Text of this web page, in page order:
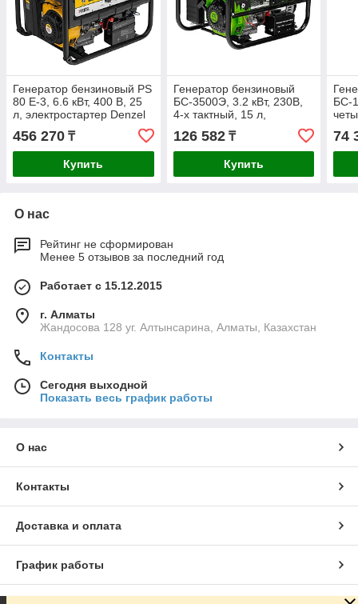
Генератор бензиновый PS
80 E-3, 6.6 кВт, 400 В, 25
л, электростартер Denzel
456 270 ₸
Купить
Генератор бензиновый
БС-3500Э, 3.2 кВт, 230В,
4-х тактный, 15 л,
электростартер Сибртех
126 582₸
Купить
БС-
74
О нас
Рейтинг не сформирован
Менее 5 отзывов за последний год
Работает с 15.12.2015
г. Алматы
Жандосова 128 уг. Алтынсарина, Алматы, Казахстан
Контакты
Сегодня выходной
Показать весь график работы
О нас
Контакты
Доставка и оплата
График работы